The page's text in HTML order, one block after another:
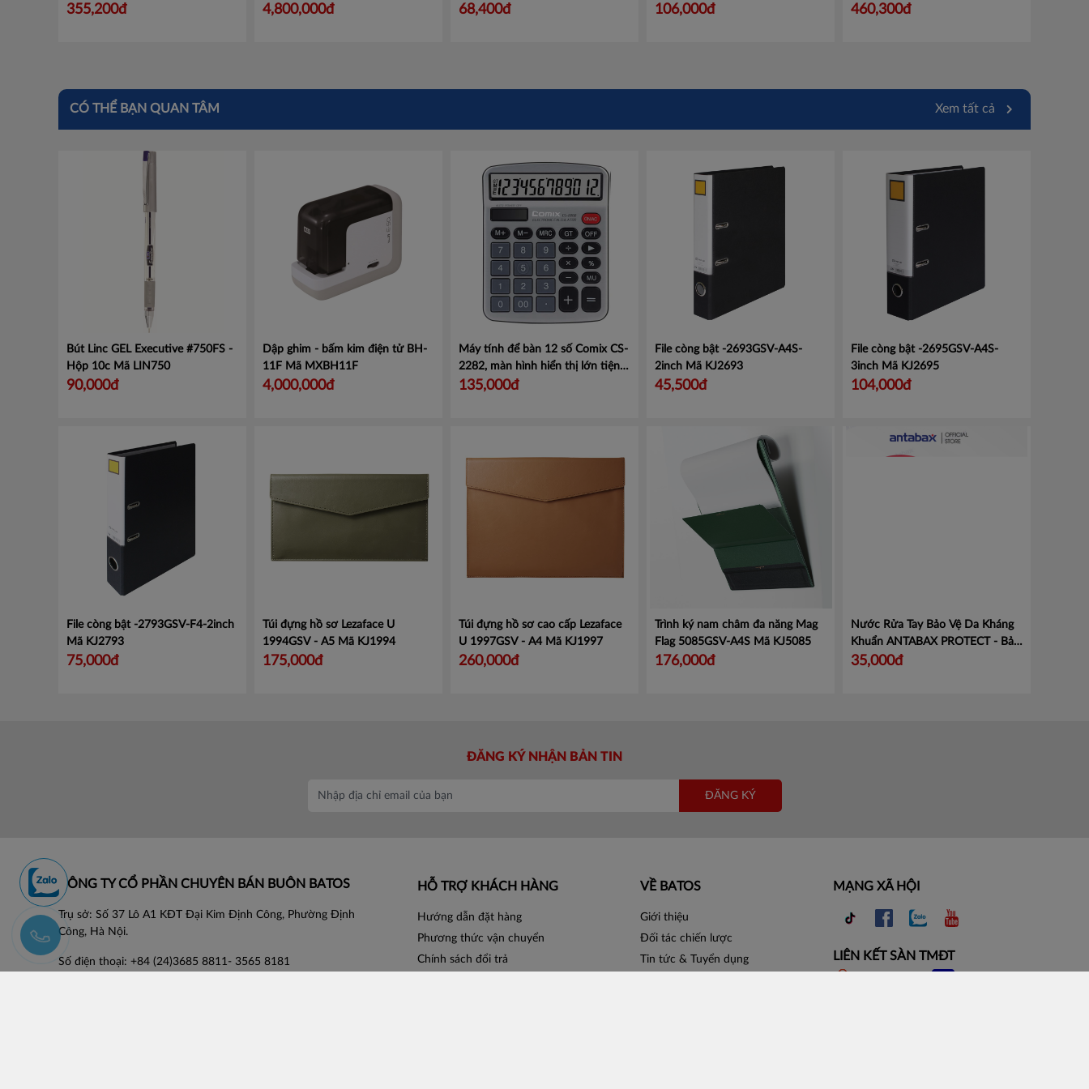
355,200đ 4,800,000đ
100790824
68,400đ 106,000đ
Mã 452000002
460,300đ
CÓ THỂ BẠN QUAN TÂM Xem tất cả
Bút Linc GEL Executive #750FS -
Hộp 10c Mã LIN750
90,000đ
Dập ghim - bấm kim điện tử BH-
11F Mã MXBH11F
4,000,000đ
Máy tính để bàn 12 số Comix CS-
2282, màn hình hiển thị lớn tiện
lợi.Mã CMCS2282
135,000đ
File còng bật -2693GSV-A4S-
2inch Mã KJ2693
45,500đ
File còng bật -2695GSV-A4S-
3inch Mã KJ2695
104,000đ
File còng bật -2793GSV-F4-2inch
Mã KJ2793
75,000đ
Túi đựng hồ sơ Lezaface U
1994GSV - A5 Mã KJ1994
175,000đ
Túi đựng hồ sơ cao cấp Lezaface
U 1997GSV - A4 Mã KJ1997
260,000đ
Trình ký nam châm đa năng Mag
Flag 5085GSV-A4S Mã KJ5085
176,000đ
Nước Rửa Tay Bảo Vệ Da Kháng
Khuẩn ANTABAX PROTECT - Bảo
VệMã 893 614923 01820
35,000đ
ĐĂNG KÝ NHẬN BẢN TIN
ĐĂNG KÝ
CÔNG TY CỔ PHẦN CHUYÊN BÁN BUÔN BATOS
Trụ sở: Số 37 Lô A1 KĐT Đại Kim Định Công, Phường Định
Công, Hà Nội.
Số điện thoại: +84 (24)3685 8811- 3565 8181
HỖ TRỢ KHÁCH HÀNG
Hướng dẫn đặt hàng
Phương thức vận chuyển
Chính sách đổi trả
VỀ BATOS
Giới thiệu
Đối tác chiến lược
Tin tức & Tuyển dụng
MẠNG XÃ HỘI
LIÊN KẾT SÀN TMĐT